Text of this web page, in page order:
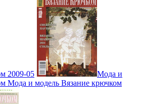
2009-05
Мода и
Мода и модель Вязание крючком